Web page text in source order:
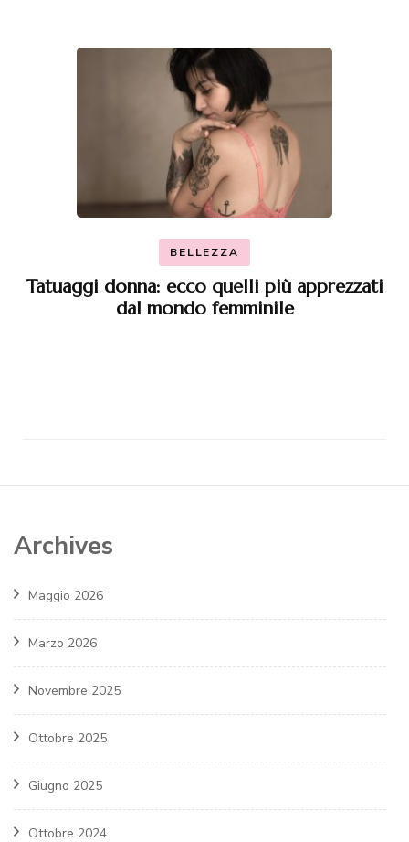
BELLEZZA
Tatuaggi donna: ecco quelli più apprezzati
dal mondo femminile
Archives
Maggio 2026
Marzo 2026
Novembre 2025
Ottobre 2025
Giugno 2025
Ottobre 2024